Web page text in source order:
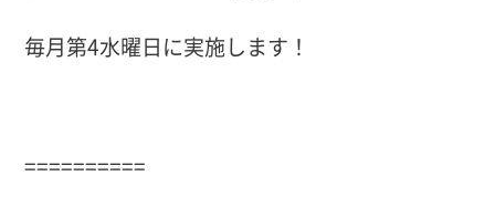
毎月第4水曜日に実施します！
==========